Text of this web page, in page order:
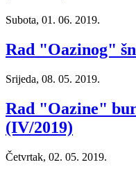
Subota, 01. 06. 2019.
Rad "Oazinog"
Srijeda, 08. 05. 2019.
Rad "Oazine"
(IV/2019)
Četvrtak, 02. 05. 2019.